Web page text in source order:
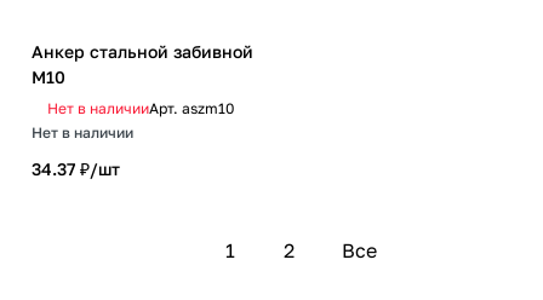
Анкер стальной забивной
М10
Нет в наличииАрт. aszm10
Нет в наличии
34.37 ₽/шт
1 2 Все